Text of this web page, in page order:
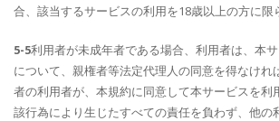
合、該当するサービスの利用を18歳以上の方に限
5-5利用者が未成年者である場合、利用者は、本
について、親権者等法定代理人の同意を得なけれ
者の利用者が、本規約に同意して本サービスを利
該行為により生じたすべての責任を負わず、他の